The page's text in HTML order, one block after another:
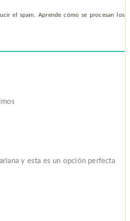
el spam. Aprende cómo se procesan los
y esta es un opción perfecta